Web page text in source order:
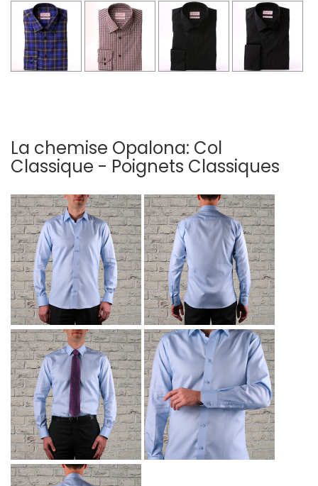
La chemise Opalona: Col
Classique - Poignets Classiques